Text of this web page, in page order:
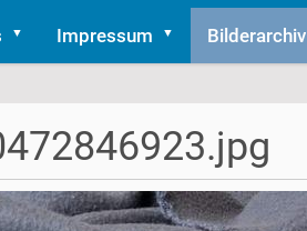
Impressum Bilderarchiv